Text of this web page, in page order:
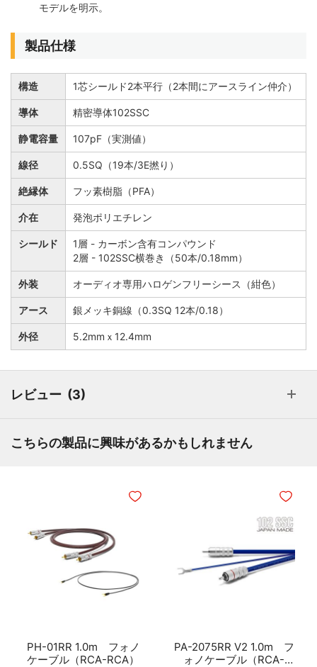
モデルを明示。
製品仕様
構造 1芯シールド2本平行（2本間にアースライン仲介）
導体 精密導体102SSC
静電容量 107pF （実測値）
線径 0.5SQ（19本/3E撚り）
絶縁体 フッ素樹脂（PFA）
介在 発泡ポリエチレン
シールド
1層 - カーボン含有コンパウンド
2層 - 102SSC横巻き（50本/0.18mm）
外装 オーディオ専用ハロゲンフリーシース（紺色）
アース 銀メッキ銅線（0.3SQ 12本/0.18）
外径 5.2mmｘ12.4mm
レビュー 3
こちらの製品に興味があるかもしれません
PH-01RR 1.0m フォノ
ケーブル（RCA-RCA）
ほしいものリストに追加
PA-2075RR V2 1.0m フ
ォノケーブル（RCA-
ほしい